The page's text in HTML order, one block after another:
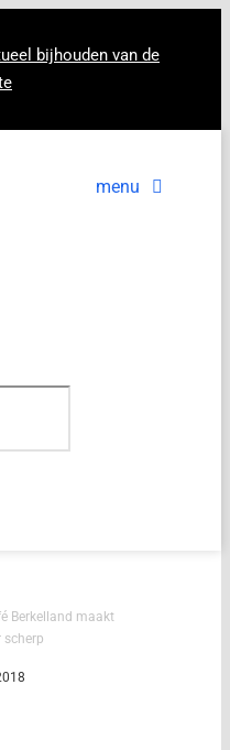
bijhouden van de
menu
Berkelland maakt
scherp